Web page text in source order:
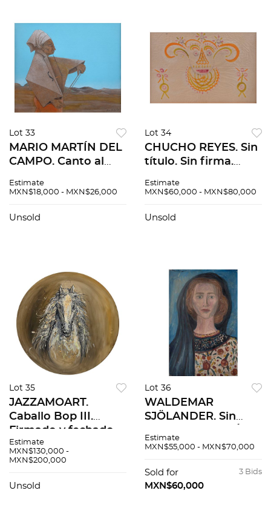
Lot 33
MARIO MARTÍN DEL
CAMPO. Canto al
fechado 91. Acrílico
cm
Estimate
MXN$18,000 - MXN$26,000
Unsold
Lot 34
CHUCHO REYES. Sin
título. Sin firma.
de china. 46.5 x 69
Estimate
MXN$60,000 - MXN$80,000
Unsold
Lot 35
JAZZAMOART.
Caballo Bop III.
Firmado y fechado
Mex 17. Óleo sobre
tela. 150 cm de
certificado.
Estimate
MXN$130,000 -
MXN$200,000
Unsold
Lot 36
WALDEMAR
SJÖLANDER. Sin
sobre tela. 81.5 x 52.6
Estimate
MXN$55,000 - MXN$70,000
3 Bids
Sold for
MXN$60,000